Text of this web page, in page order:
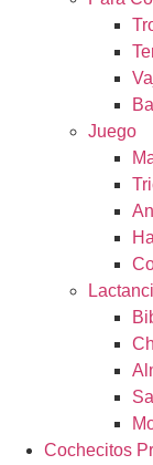
Juego
Cochecitos